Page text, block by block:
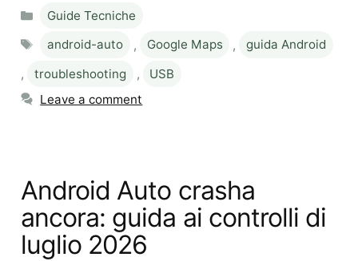
Categories
Guide Tecniche
Tags
android-auto , Google Maps ,
guida Android
,
troubleshooting ,
USB
Leave a comment
Android Auto crasha
ancora: guida ai controlli di
luglio 2026